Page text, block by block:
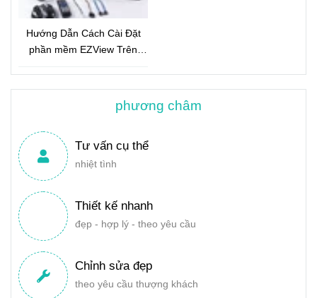
Hướng Dẫn Cách Cài Đặt
phần mềm EZView Trên
phương châm
Tư vấn cụ thể
nhiệt tình
Thiết kế nhanh
đẹp - hợp lý - theo yêu cầu
Chỉnh sửa đẹp
theo yêu cầu thượng khách